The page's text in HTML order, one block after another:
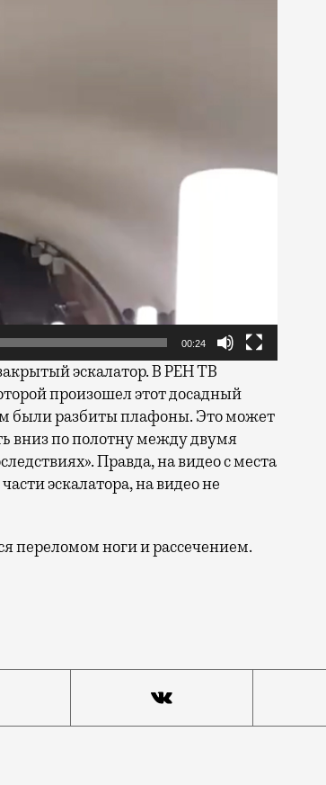
00:24
эскалатор. В РЕН ТВ
произошел этот досадный
были разбиты плафоны. Это может
вниз по полотну между двумя
Правда, на видео с места
эскалатора, на видео не
переломом ноги и рассечением.